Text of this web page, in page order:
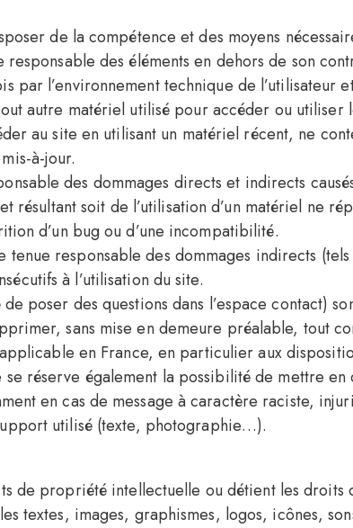
de la compétence et des moyens
des éléments en dehors de son
par l’environnement technique de l’utilisateur
autre matériel utilisé pour accéder ou
au site en utilisant un matériel récent, ne
à-jour.
des dommages directs et indirects
et résultant soit de l’utilisation d’un matériel ne
d’un bug ou d’une incompatibilité.
tenue responsable des dommages indirects
à l’utilisation du site.
poser des questions dans l’espace contact)
sans mise en demeure préalable, tout
en France, en particulier aux
se réserve également la possibilité de mettre
en cas de message à caractère raciste,
utilisé (texte, photographie…).
de propriété intellectuelle ou détient les droits
textes, images, graphismes, logos, icônes,